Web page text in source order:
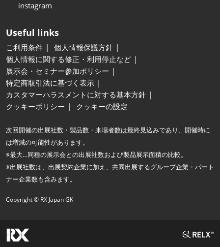
instagram
Useful links
ご利用条件
個人情報保護方針
個人情報に関する修正・利用停止など
展示会・セミナー参加ポリシー
特定商取引法に基づく表示
カスタマーハラスメントに対する基本方針
クッキーポリシー
クッキーの設定
次回開催の出展社数・製品数・来場者数は最終見込みであり、開催時に
は増減の可能性があります。
※最大…同種の展示会との出展社数および製品展示面積の比較。
※出展社数は、出展契約企業に加え、共同出展するグループ企業・パート
ナー企業数も含みます。
Copyright © RX Japan GK